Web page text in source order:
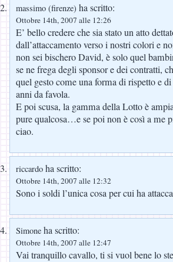
massimo (firenze) ha scritto:
Ottobre 14th, 2007 alle 12:26
E’ bello credere che sia stato un atto
dall’attaccamento verso i nostri colori e
non sei bischero David, è solo quel
se ne frega degli sponsor e dei contratti,
quel gesto come una forma di rispetto e
anni da favola.
E poi scusa, la gamma della Lotto è
pure qualcosa…e se poi non è così a me
ciao.
riccardo ha scritto:
Ottobre 14th, 2007 alle 12:32
Sono i soldi l’unica cosa per cui ha
Simone ha scritto:
Ottobre 14th, 2007 alle 12:47
Vai tranquillo cavallo, ti si vuol bene lo